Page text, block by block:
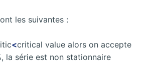
les suivantes :
<critical value alors on accepte
la série est non stationnaire